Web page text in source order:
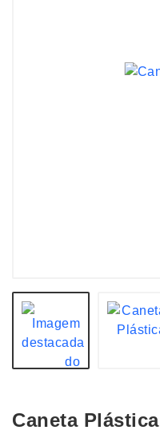
Caneta Plástica